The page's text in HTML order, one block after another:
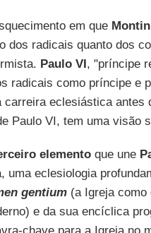
em que
dos radicais quanto dos
Paulo VI, "príncipe
radicais como príncipe e
carreira eclesiástica antes
Paulo VI, tem uma visão
elementoque une
uma eclesiologia
gentium(a Igreja como
e da sua encíclica